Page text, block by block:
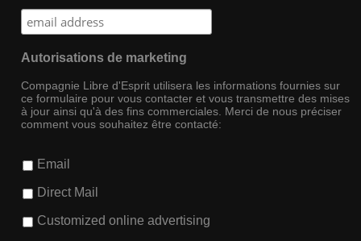
Autorisations de marketing
Compagnie Libre d'Esprit utilisera les informations fournies sur
ce formulaire pour vous contacter et vous transmettre des mises
à jour ainsi qu'à des fins commerciales. Merci de nous préciser
comment vous souhaitez être contacté:
Email
Direct Mail
Customized online advertising